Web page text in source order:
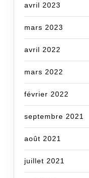
avril 2023
mars 2023
avril 2022
mars 2022
février 2022
septembre 2021
août 2021
juillet 2021